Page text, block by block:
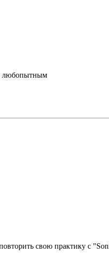
любопытным
свою практику с